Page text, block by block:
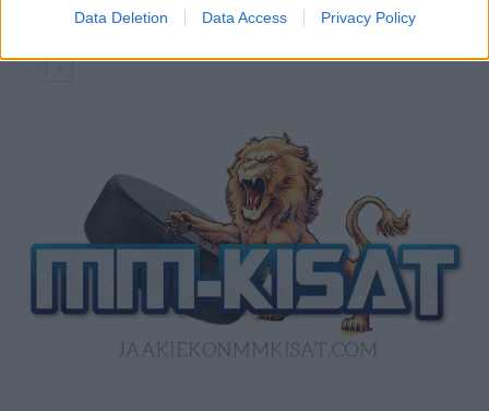
Data Deletion Data Access Privacy Policy